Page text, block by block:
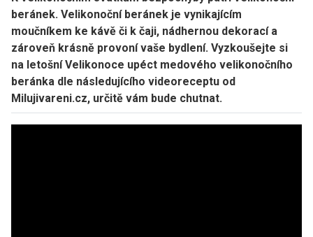
beránek. Velikonoční beránek je vynikajícím
moučníkem ke kávě či k čaji, nádhernou dekorací a
zároveň krásně provoní vaše bydlení. Vyzkoušejte si
na letošní Velikonoce upéct medového velikonočního
beránka dle následujícího videoreceptu od
Milujivareni.cz, určitě vám bude chutnat.